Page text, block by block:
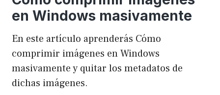
en Windows masivamente
En este artículo aprenderás Cómo
comprimir imágenes en Windows
masivamente y quitar los metadatos de
dichas imágenes.